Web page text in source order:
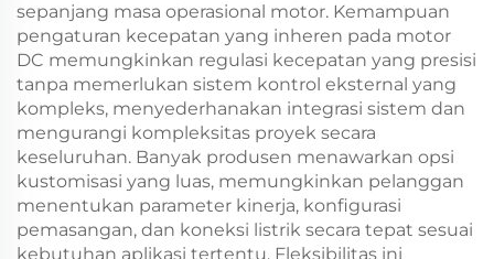
sepanjang masa operasional motor. Kemampuan
pengaturan kecepatan yang inheren pada motor
DC memungkinkan regulasi kecepatan yang presisi
tanpa memerlukan sistem kontrol eksternal yang
kompleks, menyederhanakan integrasi sistem dan
mengurangi kompleksitas proyek secara
keseluruhan. Banyak produsen menawarkan opsi
kustomisasi yang luas, memungkinkan pelanggan
menentukan parameter kinerja, konfigurasi
pemasangan, dan koneksi listrik secara tepat sesuai
kebutuhan aplikasi tertentu. Fleksibilitas ini